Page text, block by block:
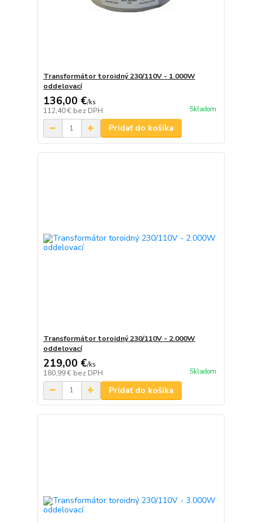
Transformátor toroidný 230/110V - 1.000W
oddelovací
136,00 €/ks
112,40 € bez DPH Skladom
Pridať do košíka
Transformátor toroidný 230/110V - 2.000W
oddelovací
219,00 €/ks
180,99 € bez DPH Skladom
Pridať do košíka